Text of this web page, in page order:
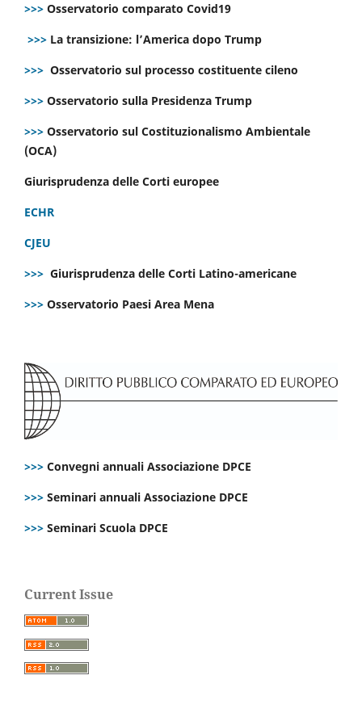
>>> Osservatorio comparato Covid19
>>> La transizione: l’America dopo Trump
>>> Osservatorio sul processo costituente cileno
>>> Osservatorio sulla Presidenza Trump
>>> Osservatorio sul Costituzionalismo Ambientale
(OCA)
Giurisprudenza delle Corti europee
ECHR
CJEU
>>> Giurisprudenza delle Corti Latino-americane
>>> Osservatorio Paesi Area Mena
>>> Convegni annuali Associazione DPCE
>>> Seminari annuali Associazione DPCE
>>> Seminari Scuola DPCE
Current Issue